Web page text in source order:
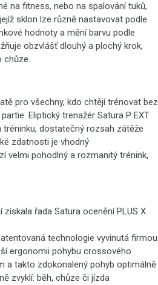
na fitness, nebo na spalování tuků,
sklon lze různě nastavovat podle
hodnoty a mění barvu podle
obzvlášť dlouhý a plochý krok,
chůze.
pro všechny, kdo chtějí trénovat bez
Eliptický trenažér Satura P EXT
tréninku, dostatečný rozsah zátěže
zdatnosti je vhodný
velmi pohodlný a rozmanitý trénink,
řada Satura ocenění PLUS X
technologie vyvinutá firmou
ergonomii pohybu crossového
a takto zdokonalený pohyb optimálně
zvyklí: běh, chůze či jízda